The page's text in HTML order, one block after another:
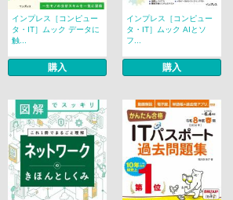
インプレス［コンピュー
タ・IT］ムック データに
触...
購入
インプレス［コンピュー
タ・IT］ムック AIとソ
フ...
購入